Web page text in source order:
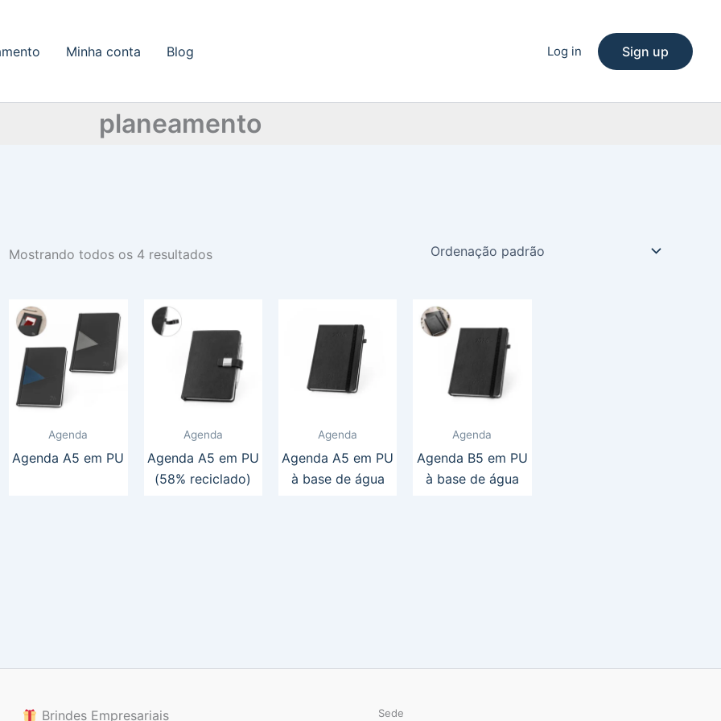
Minha conta Blog Log in Sign up
planeamento
Mostrando todos os 4 resultados
Agenda
Agenda A5 em PU
Agenda
Agenda A5 em PU
(58% reciclado)
Agenda
Agenda A5 em PU
à base de água
Agenda
Agenda B5 em PU
à base de água
Brindes Empresariais Sede